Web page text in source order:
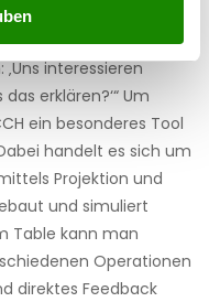
der Unternehmen: „Wir
der Wirtschaft.
interessieren
erklären?‘“ Um
ein besonderes Tool
handelt es sich um
Projektion und
und simuliert
Table kann man
Operationen
direktes Feedback